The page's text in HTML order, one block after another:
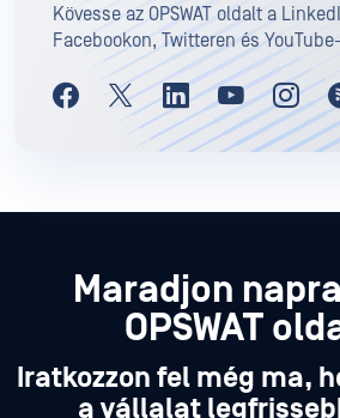
Kövesse az OPSWAT oldalt a
Facebookon, Twitteren és
Maradjon
OPSWAT
Iratkozzon fel még ma,
a vállalat